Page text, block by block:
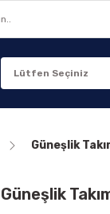
Güneşlik
Güneşlik